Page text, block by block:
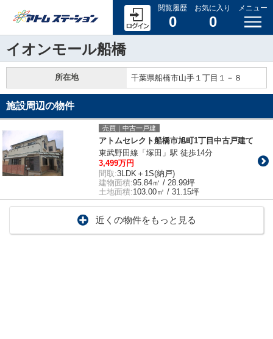
閲覧履歴
0
お気に入り
0
メニュー
イオンモール船橋
所在地 千葉県船橋市山手１丁目１－８
施設周辺の物件
売買｜中古一戸建
アトムセレクト船橋市旭町1丁目中古戸建て
東武野田線「塚田」駅 徒歩14分
3,499万円
間取:3LDK＋1S(納戸)
建物面積:95.84㎡ / 28.99坪
土地面積:103.00㎡ / 31.15坪
近くの物件をもっと見る